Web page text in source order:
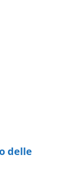
delle